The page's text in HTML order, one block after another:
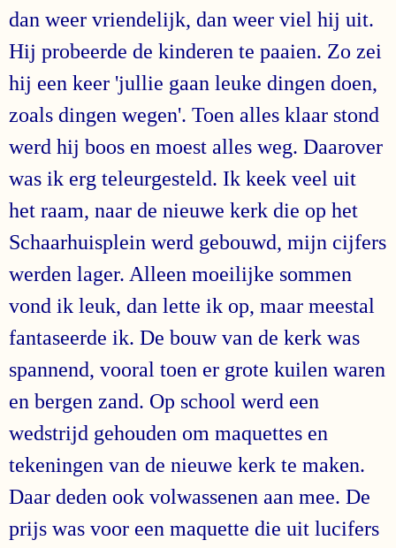
dan weer vriendelijk, dan weer viel hij uit.
Hij probeerde de kinderen te paaien. Zo zei
hij een keer 'jullie gaan leuke dingen doen,
zoals dingen wegen'. Toen alles klaar stond
werd hij boos en moest alles weg. Daarover
was ik erg teleurgesteld. Ik keek veel uit
het raam, naar de nieuwe kerk die op het
Schaarhuisplein werd gebouwd, mijn cijfers
werden lager. Alleen moeilijke sommen
vond ik leuk, dan lette ik op, maar meestal
fantaseerde ik. De bouw van de kerk was
spannend, vooral toen er grote kuilen waren
en bergen zand. Op school werd een
wedstrijd gehouden om maquettes en
tekeningen van de nieuwe kerk te maken.
Daar deden ook volwassenen aan mee. De
prijs was voor een maquette die uit lucifers